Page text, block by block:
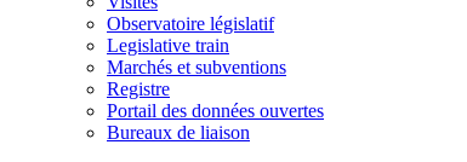
Observatoire législatif
Legislative train
Marchés et subventions
Registre
Portail des données ouvertes
Bureaux de liaison